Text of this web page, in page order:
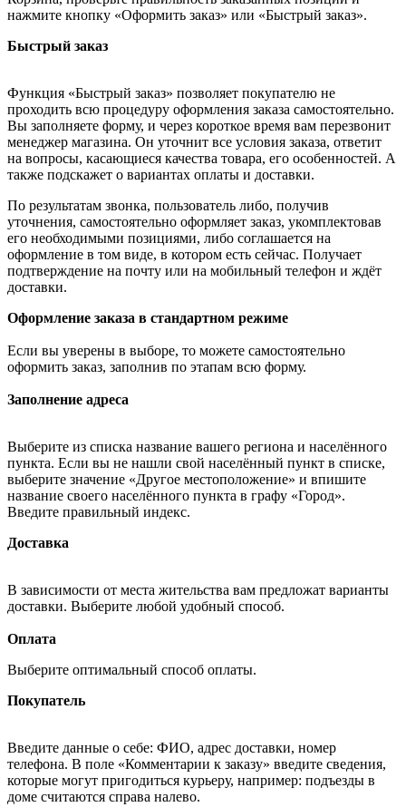
нажмите кнопку «Оформить заказ» или «Быстрый заказ».
Быстрый заказ
Функция «Быстрый заказ» позволяет покупателю не
проходить всю процедуру оформления заказа самостоятельно.
Вы заполняете форму, и через короткое время вам перезвонит
менеджер магазина. Он уточнит все условия заказа, ответит
на вопросы, касающиеся качества товара, его особенностей. А
также подскажет о вариантах оплаты и доставки.
По результатам звонка, пользователь либо, получив
уточнения, самостоятельно оформляет заказ, укомплектовав
его необходимыми позициями, либо соглашается на
оформление в том виде, в котором есть сейчас. Получает
подтверждение на почту или на мобильный телефон и ждёт
доставки.
Оформление заказа в стандартном режиме
Если вы уверены в выборе, то можете самостоятельно
оформить заказ, заполнив по этапам всю форму.
Заполнение адреса
Выберите из списка название вашего региона и населённого
пункта. Если вы не нашли свой населённый пункт в списке,
выберите значение «Другое местоположение» и впишите
название своего населённого пункта в графу «Город».
Введите правильный индекс.
Доставка
В зависимости от места жительства вам предложат варианты
доставки. Выберите любой удобный способ.
Оплата
Выберите оптимальный способ оплаты.
Покупатель
Введите данные о себе: ФИО, адрес доставки, номер
телефона. В поле «Комментарии к заказу» введите сведения,
которые могут пригодиться курьеру, например: подъезды в
доме считаются справа налево.